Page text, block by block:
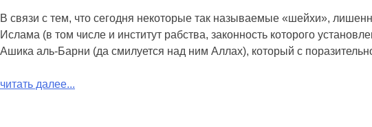
В связи с тем, что сегодня некоторые так называемые «шейхи»,
Ислама (в том числе и институт рабства, законность которого
Ашика аль-Барни (да смилуется над ним Аллах), который с
читать далее...